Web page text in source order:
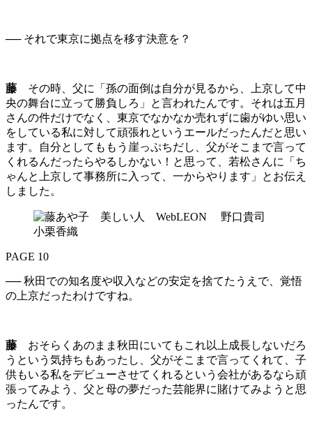
── それで東京に拠点を移す決意を？
藤 その時、父に「孫の面倒は自分が見るから、上京して中
央の舞台に立って勝負しろ」と言われたんです。それは五月
さんの件だけでなく、東京でなかなか売れずに歯がゆい思い
をしている私に対して頑張れというエールだったんだと思い
ます。自分としてももう崖っぷちだし、父がそこまで言って
くれるんだったらやるしかない！と思って、若松さんに「ち
ゃんと上京して事務所に入って、一からやります」とお伝え
しました。
PAGE 10
── 秋田での知名度や収入などの安定を捨てたうえで、覚悟
の上京だったわけですね。
藤 おそらくあのまま秋田にいてもこれ以上成長しないだろ
うという気持ちもあったし、父がそこまで言ってくれて、子
供もいる私をデビューさせてくれるという会社があるなら頑
張ってみよう、父と母の夢だった芸能界に賭けてみようと思
ったんです。